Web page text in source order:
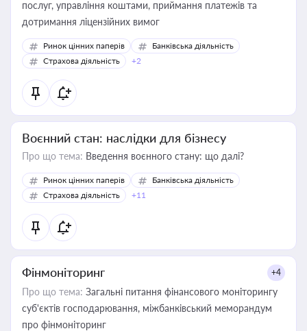
послуг, управління коштами, приймання платежів та
дотримання ліцензійних вимог
Ринок цінних паперів
Банківська діяльність
Страхова діяльність
+2
Воєнний стан: наслідки для бізнесу
Про що тема: Введення воєнного стану: що далі?
Ринок цінних паперів
Банківська діяльність
Страхова діяльність
+11
Фінмоніторинг +4
Про що тема: Загальні питання фінансового моніторингу
суб'єктів господарювання, міжбанківський меморандум
про фінмоніторинг